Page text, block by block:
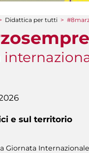
Didattica per tutti >
e sul territorio
Giornata